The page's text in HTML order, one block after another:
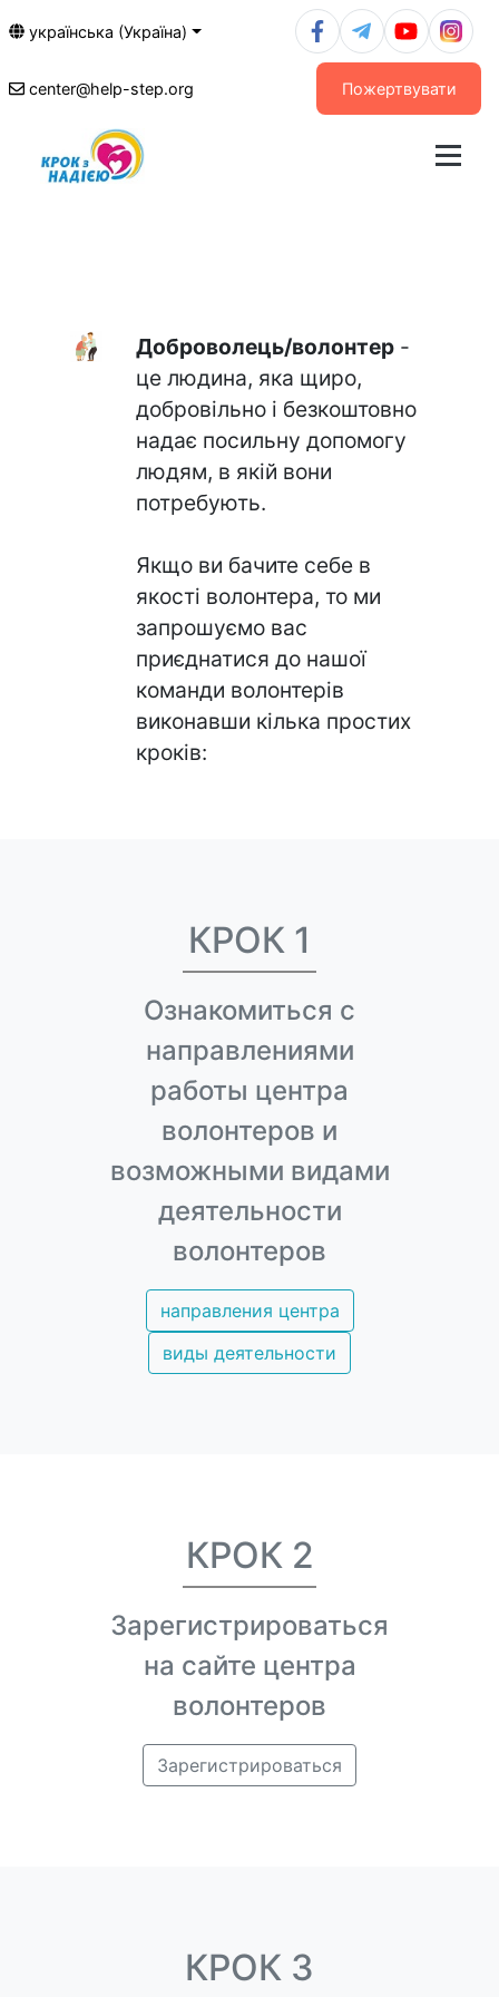
українська (Україна)
center@help-step.org Пожертвувати
Доброволець/волонтер-
це людина, яка щиро,
добровільно і безкоштовно
надає посильну допомогу
людям, в якій вони
потребують.
Якщо ви бачите себе в
якості волонтера, то ми
запрошуємо вас
приєднатися до нашої
команди волонтерів
виконавши кілька простих
кроків:
КРОК 1
Ознакомиться с
направлениями
работы центра
волонтеров и
возможными видами
деятельности
волонтеров
направления центра
виды деятельности
КРОК 2
Зарегистрироваться
на сайте центра
волонтеров
Зарегистрироваться
КРОК 3